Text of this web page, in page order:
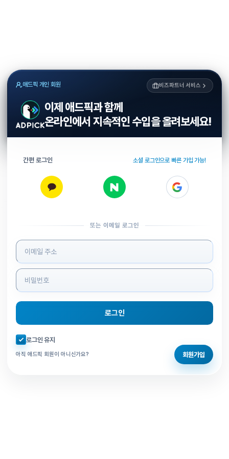
애드픽 개인 회원 비즈파트너 서비스
이제 애드픽과 함께
온라인에서 지속적인 수입을 올려보세요!
간편 로그인 소셜 로그인으로 빠른 가입 가능!
또는 이메일 로그인
로그인 정보 입력
로그인
자동로그인 체크
로그인 유지
아직 애드픽 회원이 아니신가요? 회원가입